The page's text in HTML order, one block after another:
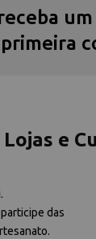
e
das